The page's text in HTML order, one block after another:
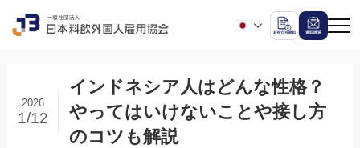
インドネシア人はどんな性格？
やってはいけないことや接し方
のコツも解説
2026
1/12